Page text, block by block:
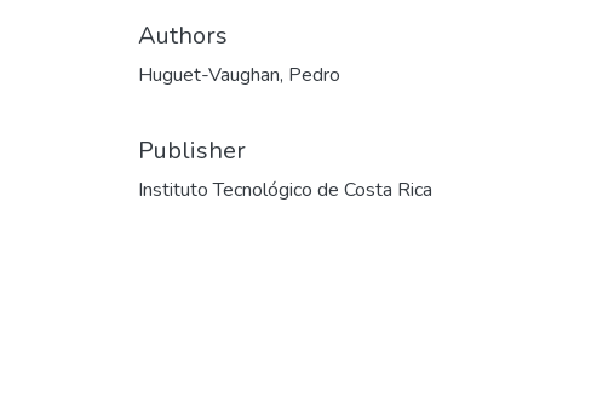
Authors
Huguet-Vaughan, Pedro
Publisher
Instituto Tecnológico de Costa Rica